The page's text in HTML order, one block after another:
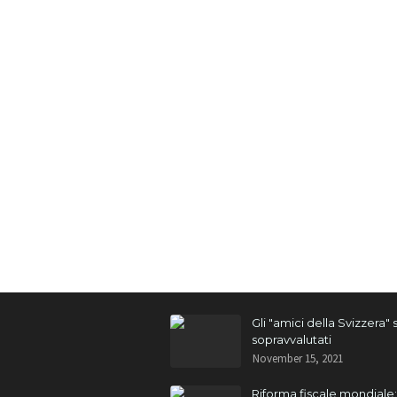
Gli "amici della Svizzera"
sopravvalutati
November 15, 2021
Riforma fiscale